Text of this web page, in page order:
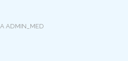
ADMIN_MED